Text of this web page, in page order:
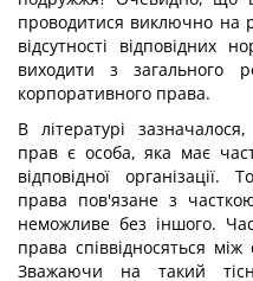
проводитися виключно на
відсутності відповідних
виходити з загального
корпоративного права.
В літературі
прав є особа, яка має
відповідної
права пов'язане з
неможливе без іншого.
права співвідносяться
Зважаючи на такий